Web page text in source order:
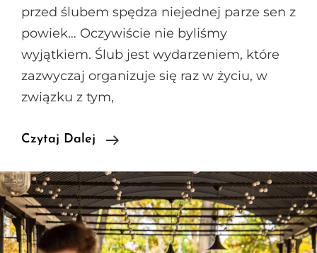
przed ślubem spędza niejednej parze sen z
powiek… Oczywiście nie byliśmy
wyjątkiem. Ślub jest wydarzeniem, które
zazwyczaj organizuje się raz w życiu, w
związku z tym,
Czytaj Dalej
Ślub
–
Zobacz
Od
Czego